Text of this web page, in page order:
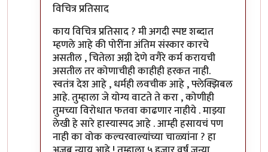
In reply toविचित्र प्रतिसाद ... या वरील
विचित्र प्रतिसाद
काय विचित्र प्रतिसाद ? मी अगदी स्पष्ट शब्दात
म्हणले आहे की पोरींना अंतिम संस्कार कारचे
असतील , चितेला अग्नी देणे वगैरे कर्म करायची
असतील तर कोणाचीही काहीही हरकत नाही.
स्वतंत्र देश आहे , धर्मही लवचीक आहे , फ्लेक्झिबल
आहे. तुम्हाला जे योग्य वाटते ते करा , कोणीही
तुमच्या विरोधात फतवा काढणार नाहीये . माझ्या
लेखी हे सारे हास्यास्पद आहे . आम्ही हसायचं पण
नाही का वोक कल्चरवाल्यांच्या चाळ्यांना ? हा